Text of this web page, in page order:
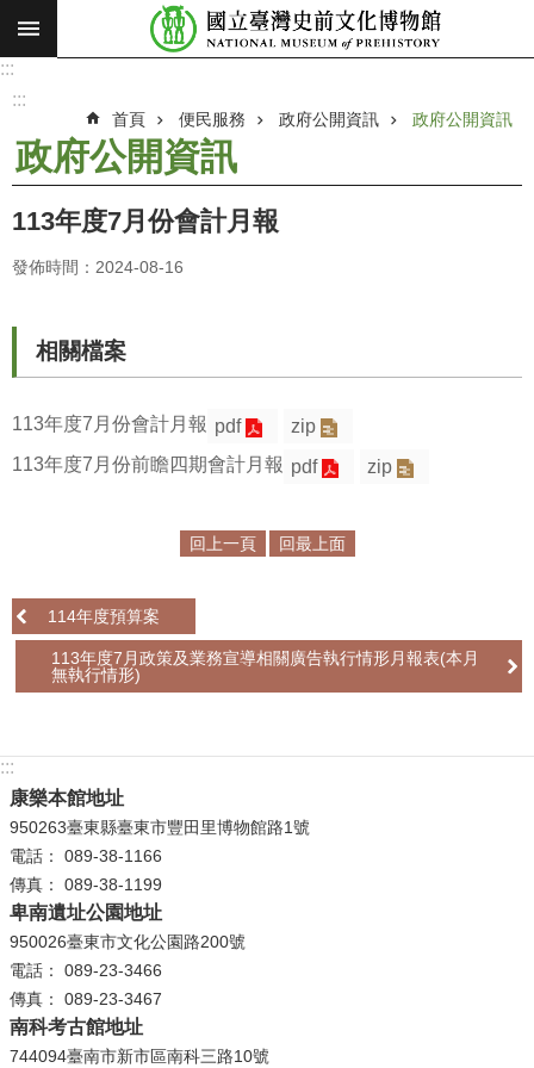
跳到主要內容區塊
搜
願
使
命
消
觀
習
探
們
便
民
服
務
性
別
平
:::
:::
首頁 便民服務 政府公開資訊 政府公開資訊
政府公開資訊
113年度7月份會計月報
發佈時間：2024-08-16
相關檔案
113年度7月份會計月報 pdf
zip
113年度7月份前瞻四期會計月報 pdf zip
回上一頁 回最上面
114年度預算案
113年度7月政策及業務宣導相關廣告執行情形月報表(本月
無執行情形)
:::
康樂本館地址
950263臺東縣臺東市豐田里博物館路1號
電話： 089-38-1166
傳真： 089-38-1199
卑南遺址公園地址
950026臺東市文化公園路200號
電話： 089-23-3466
傳真： 089-23-3467
南科考古館地址
744094臺南市新市區南科三路10號